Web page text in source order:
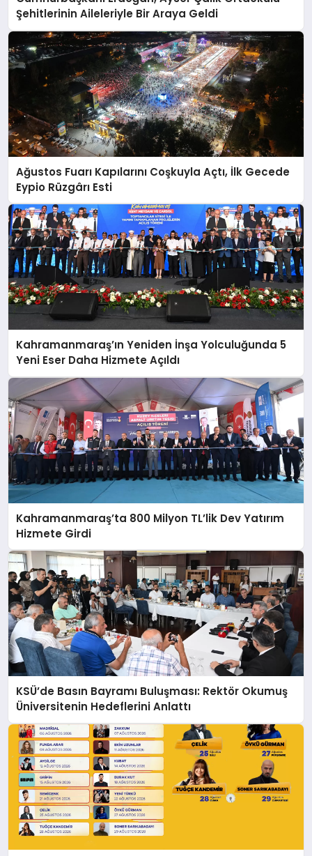
Şehitlerinin Aileleriyle Bir Araya Geldi
Ağustos Fuarı Kapılarını Coşkuyla Açtı, İlk Gecede
Eypio Rüzgârı Esti
Kahramanmaraş’ın Yeniden İnşa Yolculuğunda 5
Yeni Eser Daha Hizmete Açıldı
Kahramanmaraş’ta 800 Milyon TL’lik Dev Yatırım
Hizmete Girdi
KSÜ’de Basın Bayramı Buluşması: Rektör Okumuş
Üniversitenin Hedeflerini Anlattı